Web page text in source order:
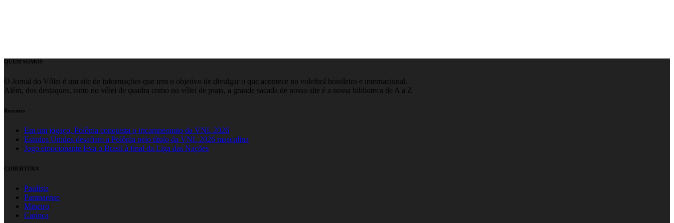
QUEM SOMOS
O Jornal do Vôlei é um site de informações que tem o objetivo de divulgar o que acontece no voleibol brasileiro e internacional.
Além, dos destaques, tanto no vôlei de quadra como no vôlei de praia, a grande sacada de nosso site é a nossa biblioteca de A a Z
Recentes
Em um jogaço, Polônia conquista o tricampeonato da VNL 2026
Estados Unidos desafiam a Polônia pelo título da VNL 2026 masculina
Jogo emocionante leva o Brasil à final da Liga das Nações
COBERTURA
Paulista
Paranaense
Mineiro
Carioca